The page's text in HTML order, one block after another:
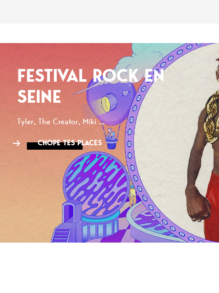
FESTIVAL ROCK EN
SEINE
Tyler, The Creator, Miki ...
CHOPE TES PLACES